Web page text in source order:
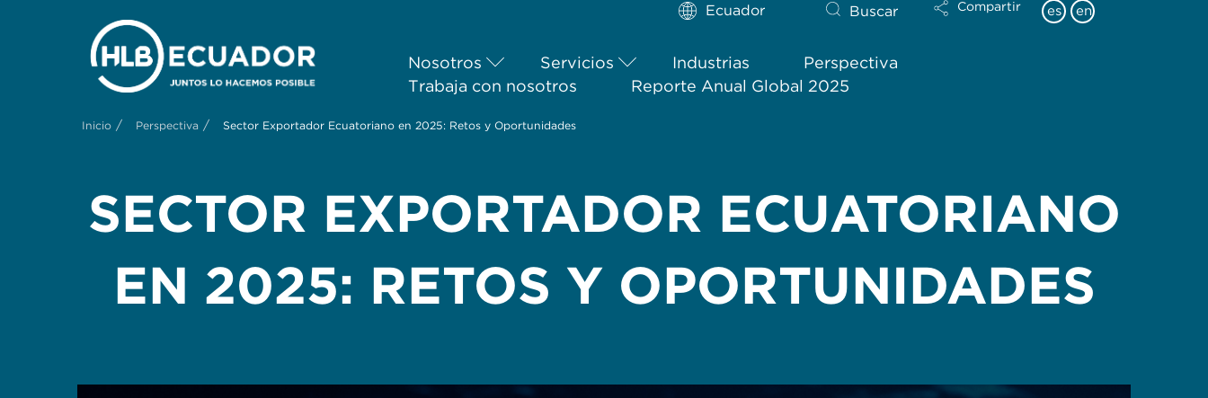
Ecuador Buscar Compartir es en
Nosotros Servicios Industrias
Perspectiva
Trabaja con nosotros
Reporte Anual Global 2025
Inicio / Perspectiva / Sector Exportador Ecuatoriano en 2025: Retos y Oportunidades
SECTOR EXPORTADOR ECUATORIANO
EN 2025: RETOS Y OPORTUNIDADES